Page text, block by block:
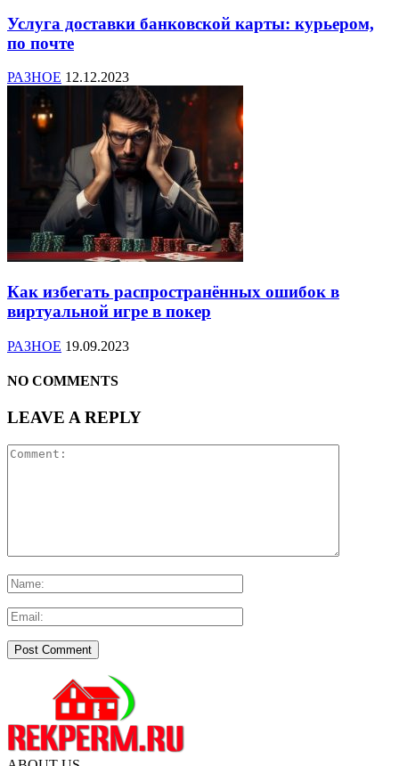
Услуга доставки банковской карты: курьером,
по почте
РАЗНОЕ 12.12.2023
Как избегать распространённых ошибок в
виртуальной игре в покер
РАЗНОЕ 19.09.2023
NO COMMENTS
LEAVE A REPLY